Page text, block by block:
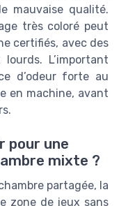
mauvaise qualité.
très coloré peut
certifiés, avec des
L’important
d’odeur forte au
en machine, avant
pour une
mixte ?
partagée, la
zone de jeux sans